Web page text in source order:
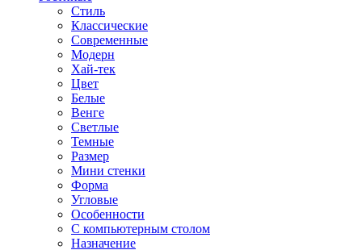
Стиль
Классические
Современные
Модерн
Хай-тек
Цвет
Белые
Венге
Светлые
Темные
Размер
Мини стенки
Форма
Угловые
Особенности
С компьютерным столом
Назначение